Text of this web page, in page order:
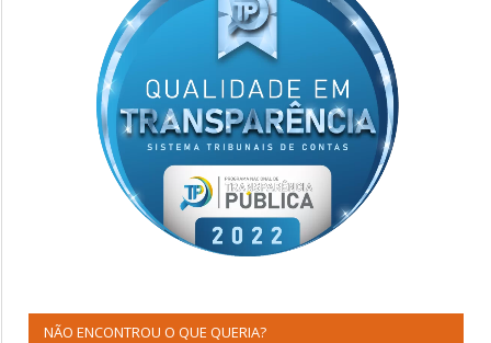
NÃO ENCONTROU O QUE QUERIA?